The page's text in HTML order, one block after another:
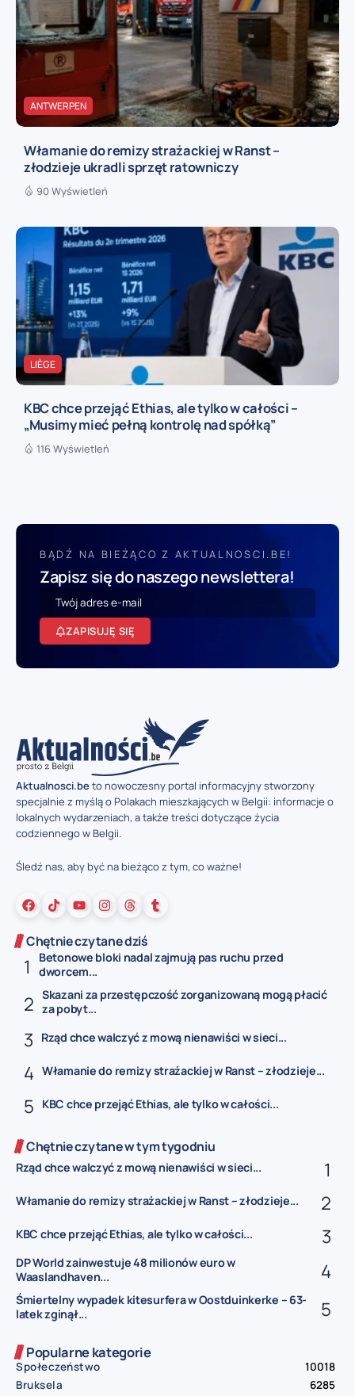
ANTWERPEN
Włamanie do remizy strażackiej w Ranst –
złodzieje ukradli sprzęt ratowniczy
90 Wyświetleń
LIÈGE
KBC chce przejąć Ethias, ale tylko w całości –
„Musimy mieć pełną kontrolę nad spółką”
116 Wyświetleń
BĄDŹ NA BIEŻĄCO Z AKTUALNOSCI.BE!
Zapisz się do naszego newslettera!
ZAPISUJĘ SIĘ
Aktualnosci.beto nowoczesny portal informacyjny stworzony
specjalnie z myślą o Polakach mieszkających w Belgii: informacje o
lokalnych wydarzeniach, a także treści dotyczące życia
codziennego w Belgii.
Śledź nas, aby być na bieżąco z tym, co ważne!
Chętnie czytane dziś
Betonowe bloki nadal zajmują pas ruchu przed
dworcem...
Skazani za przestępczość zorganizowaną mogą płacić
za pobyt...
Rząd chce walczyć z mową nienawiści w sieci...
Włamanie do remizy strażackiej w Ranst – złodzieje...
KBC chce przejąć Ethias, ale tylko w całości...
Chętnie czytane w tym tygodniu
Rząd chce walczyć z mową nienawiści w sieci...
Włamanie do remizy strażackiej w Ranst – złodzieje...
KBC chce przejąć Ethias, ale tylko w całości...
DP World zainwestuje 48 milionów euro w
Waaslandhaven...
Śmiertelny wypadek kitesurfera w Oostduinkerke – 63-
latek zginął...
Popularne kategorie
Społeczeństwo
10018
Bruksela
6285